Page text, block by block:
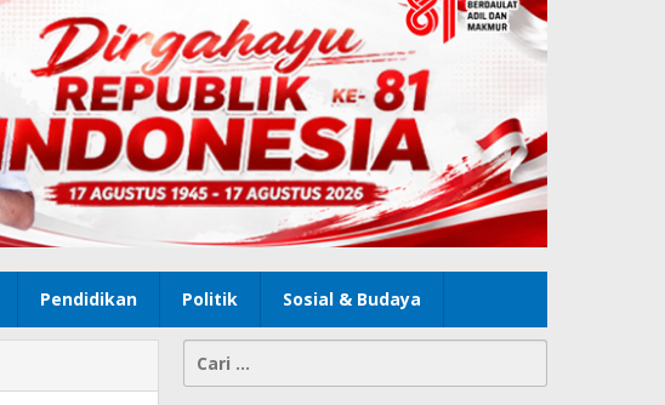
Pendidikan Politik Sosial & Budaya
untuk: